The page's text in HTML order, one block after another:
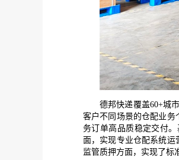
德邦快递覆盖60+城
客户不同场景的仓配业务
务订单高品质稳定交付
面，实现专业仓配系统
监管质押方面，实现了标